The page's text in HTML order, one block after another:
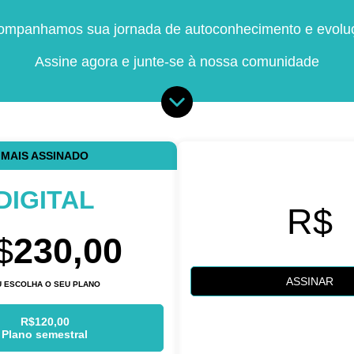
sua jornada de autoconhecimento e
Assine agora e junte-se à nossa comunidade
MAIS ASSINADO
230,00
ESCOLHA O SEU PLANO
R$120,00
Plano semestral
R$
ASSINAR